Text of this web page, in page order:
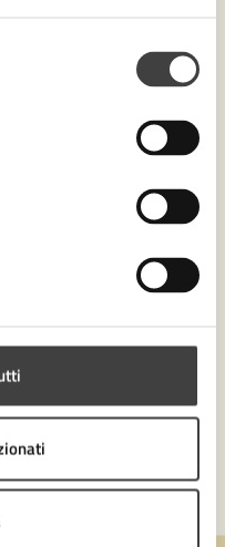
e sport